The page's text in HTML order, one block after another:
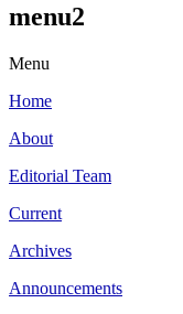
menu2
Menu
Home
About
Editorial Team
Current
Archives
Announcements